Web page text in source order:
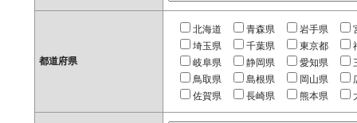
都道府県
北海道 青森県 岩手県
埼玉県
千葉県 東京都
岐阜県
静岡県 愛知県
鳥取県
島根県 岡山県
佐賀県
長崎県 熊本県